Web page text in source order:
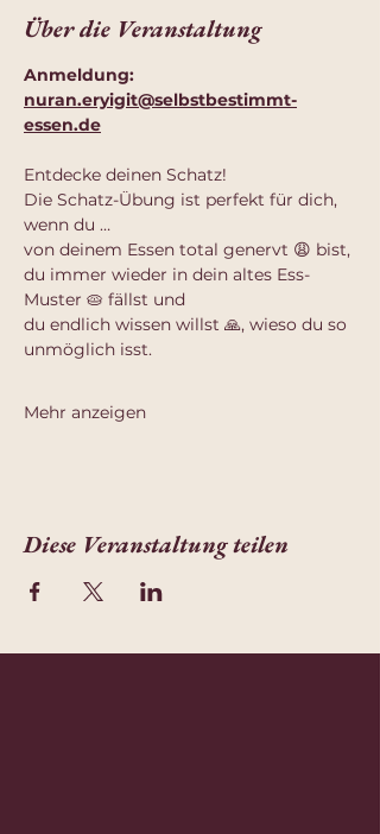
Über die Veranstaltung
Anmeldung:
nuran.eryigit@selbstbestimmt-
essen.de
Entdecke deinen Schatz!
Die Schatz-Übung ist perfekt für dich,
wenn du …
von deinem Essen total genervt 😩 bist,
du immer wieder in dein altes Ess-
Muster 🥧 fällst und
du endlich wissen willst 🙏, wieso du so
unmöglich isst.
Mehr anzeigen
Diese Veranstaltung teilen